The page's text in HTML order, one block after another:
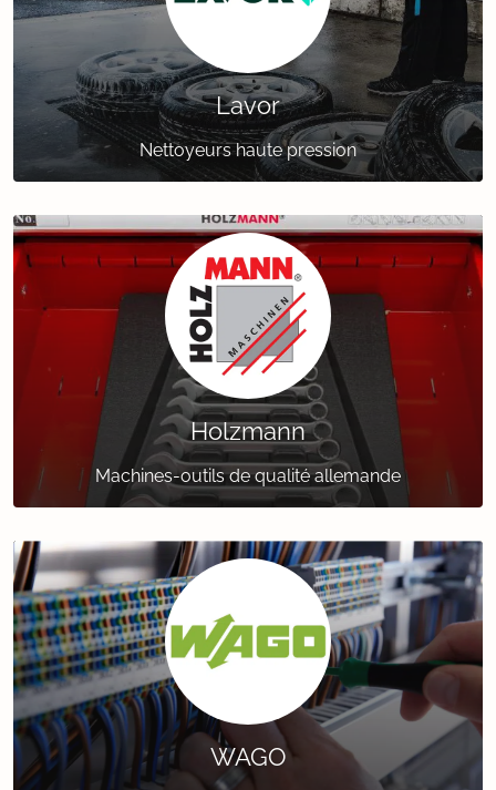
Lavor
Nettoyeurs haute pression
Holzmann
Machines-outils de qualité allemande
WAGO